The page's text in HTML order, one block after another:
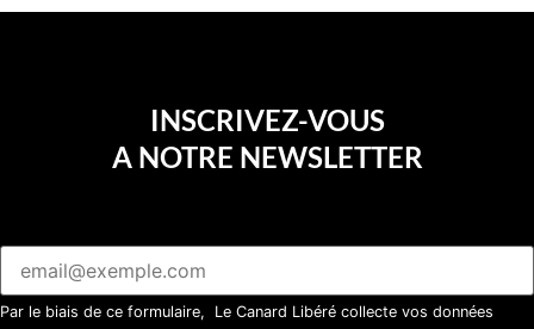
INSCRIVEZ-VOUS
A NOTRE NEWSLETTER
Par le biais de ce formulaire, Le Canard Libéré collecte vos données